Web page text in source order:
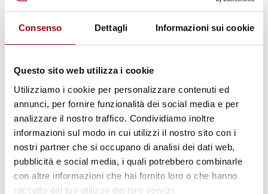
Consenso Dettagli Informazioni sui cookie
Questo sito web utilizza i cookie
Utilizziamo i cookie per personalizzare contenuti ed
annunci, per fornire funzionalità dei social media e per
analizzare il nostro traffico. Condividiamo inoltre
informazioni sul modo in cui utilizzi il nostro sito con i
nostri partner che si occupano di analisi dei dati web,
pubblicità e social media, i quali potrebbero combinarle
con altre informazioni che hai fornito loro o che hanno
raccolto dal tuo utilizzo dei loro servizi.
all'approvazione di una legge istitutiva del
difensore civico nazionale, che assume una
declinazione esclusivamente a livello
Nel presente dossier, si illustrano
composizione, mandato e attività di:
Organismi di natura parlamentare: la
Commissione straordinaria per i diritti